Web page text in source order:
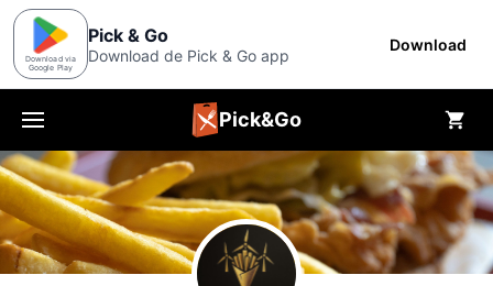
Download via
Google Play
Pick & Go
Download de Pick & Go app
Download
Menu Pick&Go